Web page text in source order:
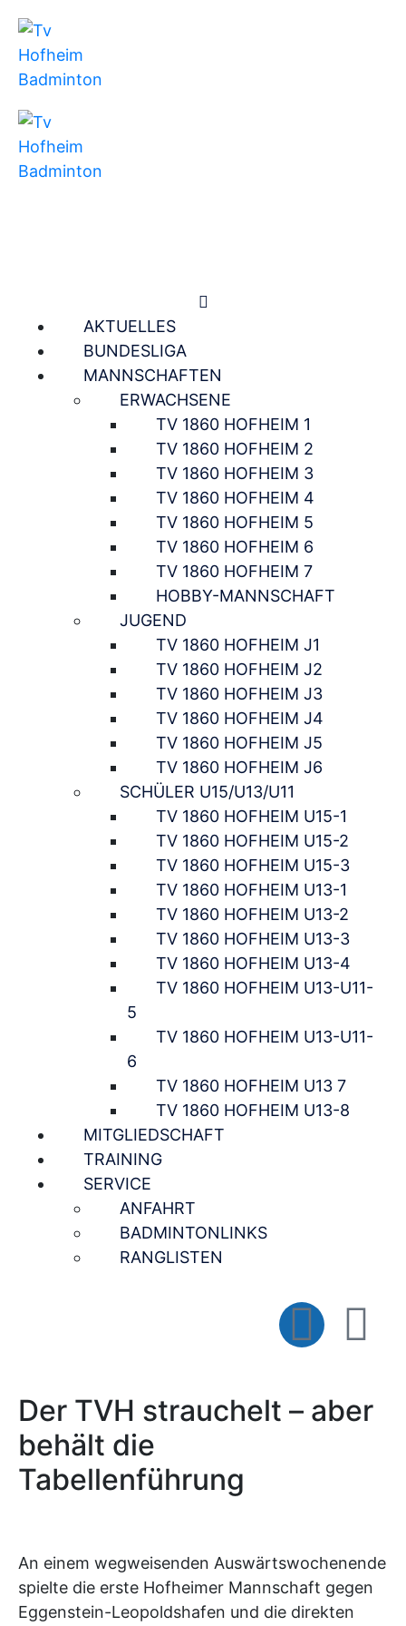
AKTUELLES
BUNDESLIGA
MANNSCHAFTEN
ERWACHSENE
TV 1860 HOFHEIM 1
TV 1860 HOFHEIM 2
TV 1860 HOFHEIM 3
TV 1860 HOFHEIM 4
TV 1860 HOFHEIM 5
TV 1860 HOFHEIM 6
TV 1860 HOFHEIM 7
HOBBY-MANNSCHAFT
JUGEND
TV 1860 HOFHEIM J1
TV 1860 HOFHEIM J2
TV 1860 HOFHEIM J3
TV 1860 HOFHEIM J4
TV 1860 HOFHEIM J5
TV 1860 HOFHEIM J6
SCHÜLER U15/U13/U11
TV 1860 HOFHEIM U15-1
TV 1860 HOFHEIM U15-2
TV 1860 HOFHEIM U15-3
TV 1860 HOFHEIM U13-1
TV 1860 HOFHEIM U13-2
TV 1860 HOFHEIM U13-3
TV 1860 HOFHEIM U13-4
TV 1860 HOFHEIM U13-U11-
5
TV 1860 HOFHEIM U13-U11-
6
TV 1860 HOFHEIM U13 7
TV 1860 HOFHEIM U13-8
MITGLIEDSCHAFT
TRAINING
SERVICE
ANFAHRT
BADMINTONLINKS
RANGLISTEN
Der TVH strauchelt – aber
behält die
Tabellenführung
An einem wegweisenden Auswärtswochenende
spielte die erste Hofheimer Mannschaft gegen
Eggenstein-Leopoldshafen und die direkten